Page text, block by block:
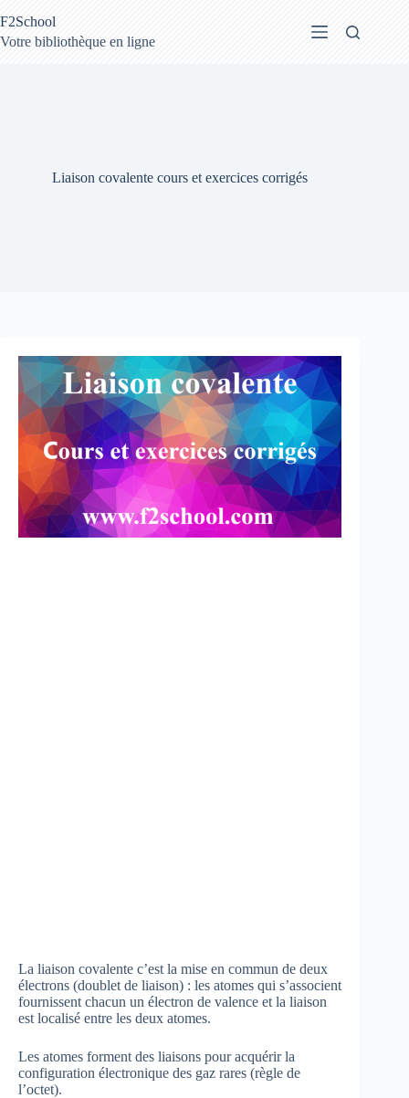
au
contenu
F2School
Votre bibliothèque en ligne
Liaison covalente cours et exercices corrigés
La liaison covalente c’est la mise en commun de deux
électrons (doublet de liaison) : les atomes qui s’associent
fournissent chacun un électron de valence et la liaison
est localisé entre les deux atomes.
Les atomes forment des liaisons pour acquérir la
configuration électronique des gaz rares (règle de
l’octet).